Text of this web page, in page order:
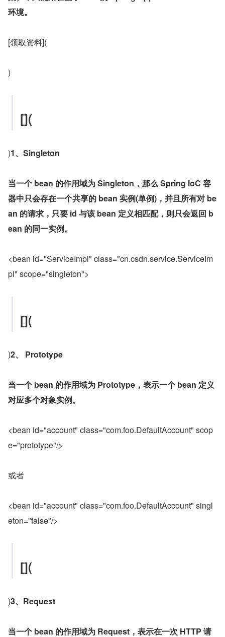
环境。
[领取资料](
)
[](
)1、Singleton
当一个 bean 的作用域为 Singleton，那么 Spring IoC 容
器中只会存在一个共享的 bean 实例(单例)，并且所有对 be
an 的请求，只要 id 与该 bean 定义相匹配，则只会返回 b
ean 的同一实例。
<bean id="ServiceImpl" class="cn.csdn.service.ServiceIm
pl" scope="singleton">
[](
)2、 Prototype
当一个 bean 的作用域为 Prototype，表示一个 bean 定义
对应多个对象实例。
<bean id="account" class="com.foo.DefaultAccount" scop
e="prototype"/>
或者
<bean id="account" class="com.foo.DefaultAccount" singl
eton="false"/>
[](
)3、Request
当一个 bean 的作用域为 Request，表示在一次 HTTP 请